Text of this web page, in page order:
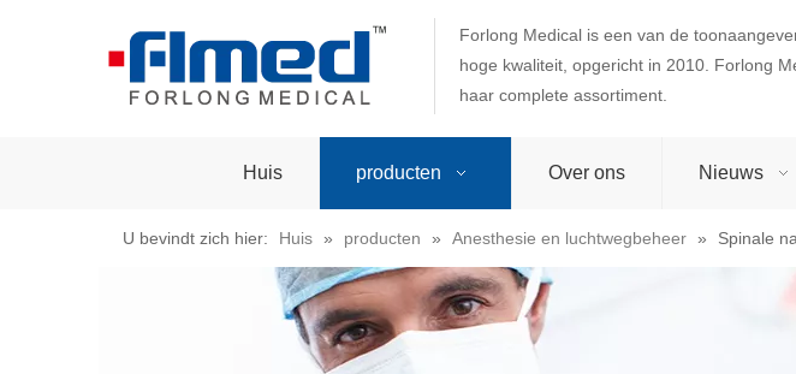
Forlong Medical is een van de
hoge kwaliteit, opgericht in 2010. Forlong
haar complete assortiment.
Huis producten Over ons Nieuws
U bevindt zich hier: Huis » producten » Anesthesie en luchtwegbeheer » Spinale